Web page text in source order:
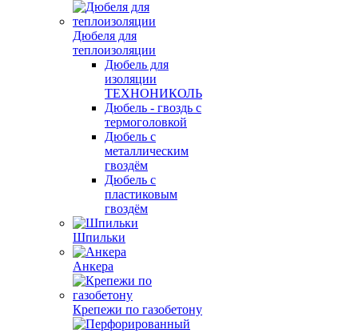
Дюбеля для
теплоизоляции
Дюбель для
изоляции
ТЕХНОНИКОЛЬ
Дюбель - гвоздь с
термоголовкой
Дюбель с
металлическим
гвоздём
Дюбель с
пластиковым
гвоздём
Шпильки
Анкера
Крепежи по газобетону